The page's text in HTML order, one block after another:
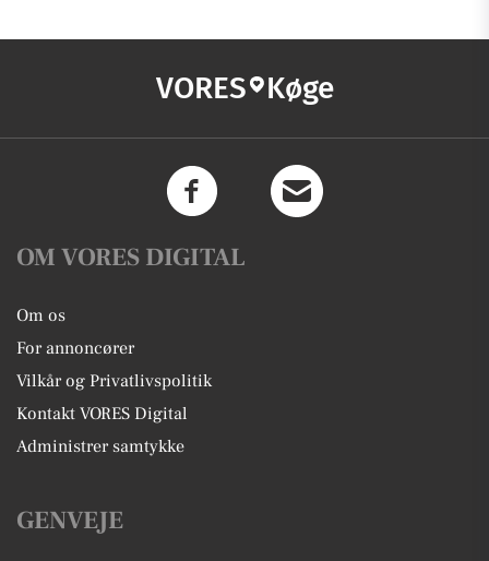
VORES Køge
OM VORES DIGITAL
Om os
For annoncører
Vilkår og Privatlivspolitik
Kontakt VORES Digital
Administrer samtykke
GENVEJE